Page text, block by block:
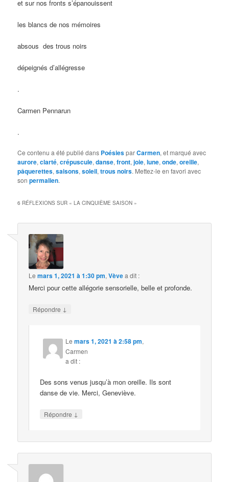
et sur nos fronts s’épanouissent
les blancs de nos mémoires
absous des trous noirs
dépeignés d’allégresse
.
Carmen Pennarun
.
Ce contenu a été publié dans PoésiesparCarmen, et marqué avec
aurore,clarté,crépuscule,danse,front,joie,lune,onde,oreille,
pâquerettes,saisons,soleil,trous noirs. Mettez-le en favori avec
sonpermalien.
6 RÉFLEXIONS SUR «LA CINQUIÈME SAISON »
Lemars 1, 2021 à 1:30 pm,Vèvea dit :
Merci pour cette allégorie sensorielle, belle et profonde.
Répondre ↓
Lemars 1, 2021 à 2:58 pm,
Carmen
a dit :
Des sons venus jusqu’à mon oreille. Ils sont
danse de vie. Merci, Geneviève.
Répondre ↓